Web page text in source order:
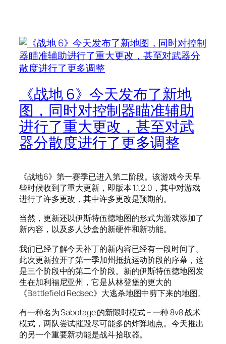
《战地 6》今天发布了新地
图，同时对控制器瞄准辅助
进行了重大更改，甚至对武
器分散度进行了更多调整
《战地6》第一赛季已进入第二阶段。该游戏今天早
些时候收到了重大更新，即版本 1.1.2.0，其中对游戏
进行了许多更改，其中许多更改是预期的。
当然，更新还以伊斯特伍德地图的形式为游戏添加了
新内容，以及多人沙盒的新硬件和新功能。
我们已经了解今天补丁的新内容已经有一段时间了。
此次更新拉开了第一季加州抵抗运动阶段的序幕，这
是三个阶段中的第二个阶段。新的伊斯特伍德地图发
生在加利福尼亚州，它是从林登堡的更大的
《Battlefield Redsec》大逃杀地图中剪下来的地图。
有一种名为 Sabotage 的新限时模式 – 一种 8v8 战术
模式，两队尝试摧毁尽可能多的炸弹地点。今天推出
的另一个重要新功能是战斗拾取器。